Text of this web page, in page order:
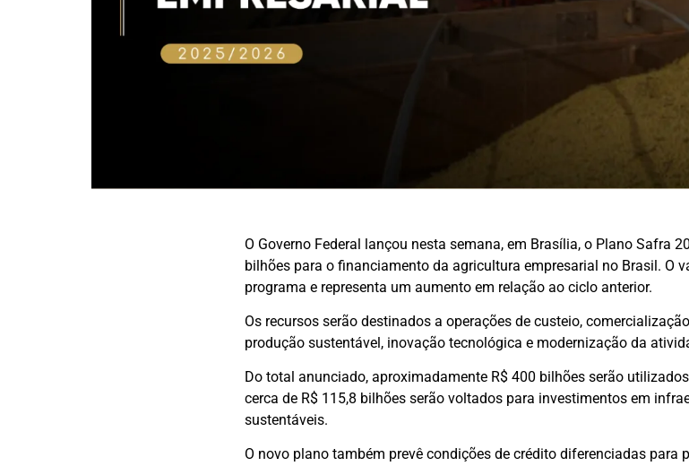
O Governo Federal lançou nesta semana, em Brasília, o Plano Safra
bilhões para o financiamento da agricultura empresarial no Brasil. O
programa e representa um aumento em relação ao ciclo anterior.
Os recursos serão destinados a operações de custeio,
produção sustentável, inovação tecnológica e modernização da
Do total anunciado, aproximadamente R$ 400 bilhões serão
cerca de R$ 115,8 bilhões serão voltados para investimentos em
sustentáveis.
O novo plano também prevê condições de crédito diferenciadas para